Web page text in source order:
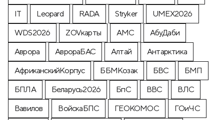
IT
Leopard RADA Stryker
UMEX2026
WDS2026
ZOVкарты АМС
АбуДаби
Аврора
АврораБАС Алтай
Антарктика
АфриканскийКорпус
ББМКозак БВС
БМП
БПЛА
Беларусь2026 БпС ВВС
ВЛС
Вавилов
ВойскаБПС ГЕОКОМОС
ГОиЧС